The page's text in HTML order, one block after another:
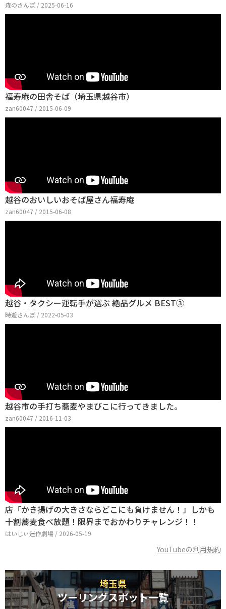
森のさんぽ / 2025-06-16
福寿庵の田舎そば（埼玉県越谷市）
zan60047 / 2015-06-09
越谷のおいしいおそば屋さん福寿庵
zan60047 / 2015-06-08
越谷・タクシー運転手が選ぶ 絶品グルメ BEST③
時遊さんぽ / 2022-05-03
越谷市の手打ち蕎麦やまびこに行ってきました。
zan60047 / 2016-11-03
店「かき揚げの大きさならどこにも負けません！」しかも
十割蕎麦食べ放題！限界までおかわりチャレンジ！！
はいじぃ迷作劇場 / 2026-05-19
YouTubeの利用規約
埼玉県
ツーリングスポット一覧